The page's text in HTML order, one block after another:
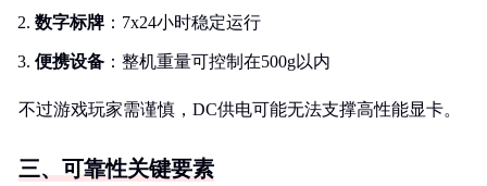
数字标牌 ：7x24小时稳定运行
便携设备 ：整机重量可控制在500g以内
不过游戏玩家需谨慎，DC供电可能无法支撑高性能显卡。
三、可靠性关键要素